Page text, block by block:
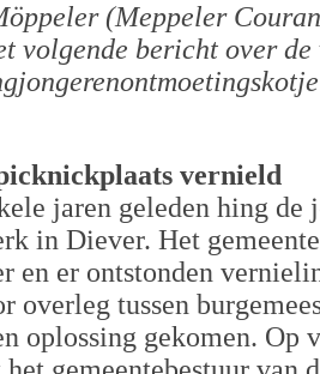
(Meppeler
volgende bericht over
vernield
jaren geleden hing de
in Diever. Het
en er ontstonden
overleg tussen
oplossing gekomen. Op